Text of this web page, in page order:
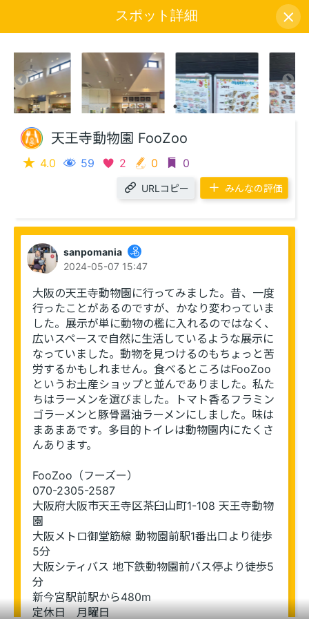
アイコン説明
このエリアを再表示
スポット詳細
天王寺動物園 FooZoo
4.0 59 2 0 0
URLコピー みんなの評価
sanpomania
2024-05-07 15:47
大阪の天王寺動物園に行ってみました。昔、一度
行ったことがあるのですが、かなり変わっていま
した。展示が単に動物の檻に入れるのではなく、
広いスペースで自然に生活しているような展示に
なっていました。動物を見つけるのもちょっと苦
労するかもしれません。食べるところはFooZoo
というお土産ショップと並んでありました。私た
ちはラーメンを選びました。トマト香るフラミン
ゴラーメンと豚骨醤油ラーメンにしました。味は
まあまあです。多目的トイレは動物園内にたくさ
んあります。
FooZoo（フーズー）
070-2305-2587
大阪府大阪市天王寺区茶臼山町1-108 天王寺動物
園
大阪メトロ御堂筋線 動物園前駅1番出口より徒歩
5分
大阪シティバス 地下鉄動物園前バス停より徒歩5
分
新今宮駅前駅から480m
定休日　月曜日